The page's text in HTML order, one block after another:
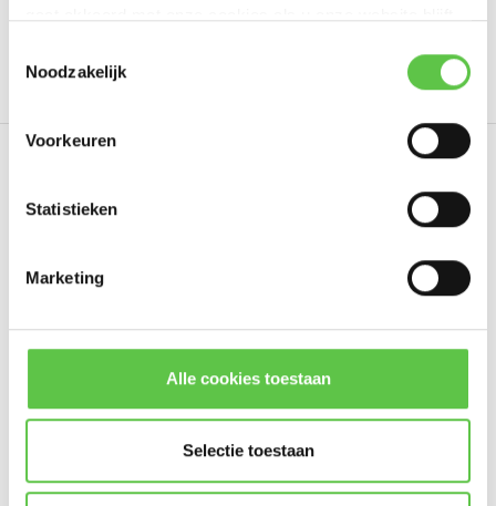
Noodzakelijk
Voorkeuren
Statistieken
Marketing
Alle cookies toestaan
Selectie toestaan
LIC-MV-
Abonneer
* Lees hier de wettelijke beperkingen